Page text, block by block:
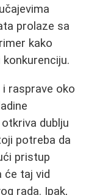
prolaze sa
kako
i rasprave oko
dublju
potreba da
pristup
će taj vid
rada. Ipak,